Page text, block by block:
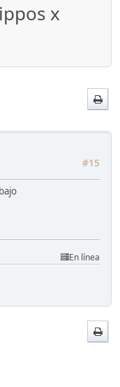
x
#15
En línea